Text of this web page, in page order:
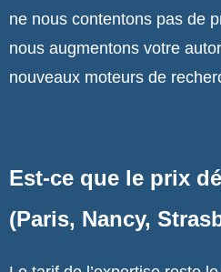
ne nous contentons pas de
nous augmentons votre
nouveaux moteurs de
Est-ce que le prix
(Paris, Nancy,